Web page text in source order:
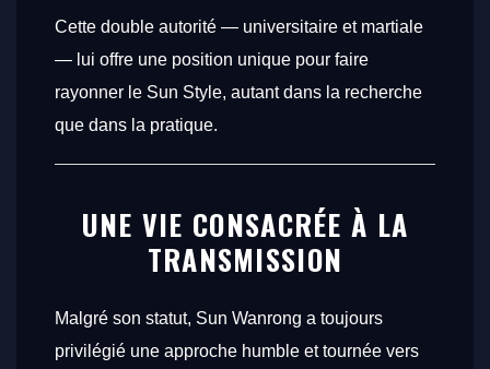
Cette double autorité — universitaire et martiale
— lui offre une position unique pour faire
rayonner le Sun Style, autant dans la recherche
que dans la pratique.
UNE VIE CONSACRÉE À LA
TRANSMISSION
Malgré son statut, Sun Wanrong a toujours
privilégié une approche humble et tournée vers